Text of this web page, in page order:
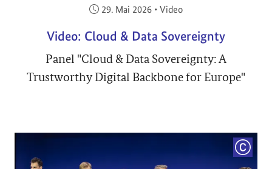
Veröffentlicht am:
29. Mai 2026 • Video
Video: Cloud & Data Sovereignty
Panel "Cloud & Data Sovereignty: A
Trustworthy Digital Backbone for Europe"